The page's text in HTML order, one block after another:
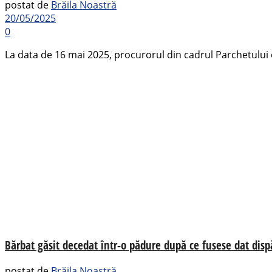
postat de Brăila Noastră
20/05/2025
0
La data de 16 mai 2025, procurorul din cadrul
Bărbat găsit decedat într-o pădure după ce fusese dat